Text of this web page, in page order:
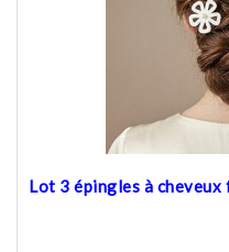
Lot 3 épingles à